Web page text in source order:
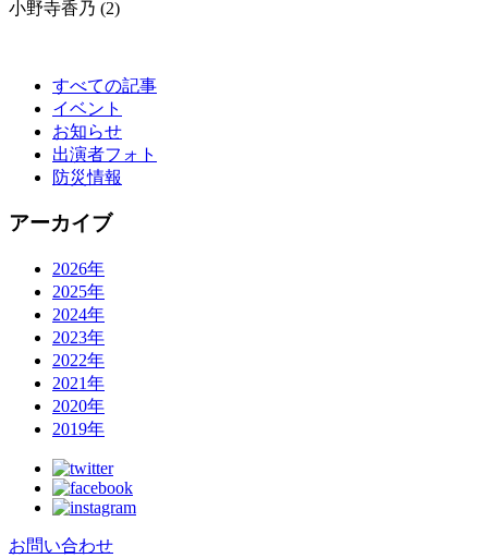
小野寺香乃 (2)
すべての記事
イベント
お知らせ
出演者フォト
防災情報
アーカイブ
2026年
2025年
2024年
2023年
2022年
2021年
2020年
2019年
お問い合わせ